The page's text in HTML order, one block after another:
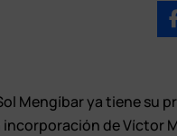
Mengíbar ya tiene su
incorporación de Víctor